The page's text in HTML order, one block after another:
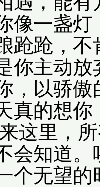
像一盏
跄跄，
你主动
，以骄
真的想
这里，
会知道
个无望的